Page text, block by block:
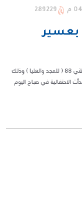
م 289229
بعسير
اقامت ادارة المستشفى السعودي الالماني بعسير احتفالية باليوم الوطني 88 ( للمجد والعليا ) وذلك
الاحتفالية في صباح اليوم